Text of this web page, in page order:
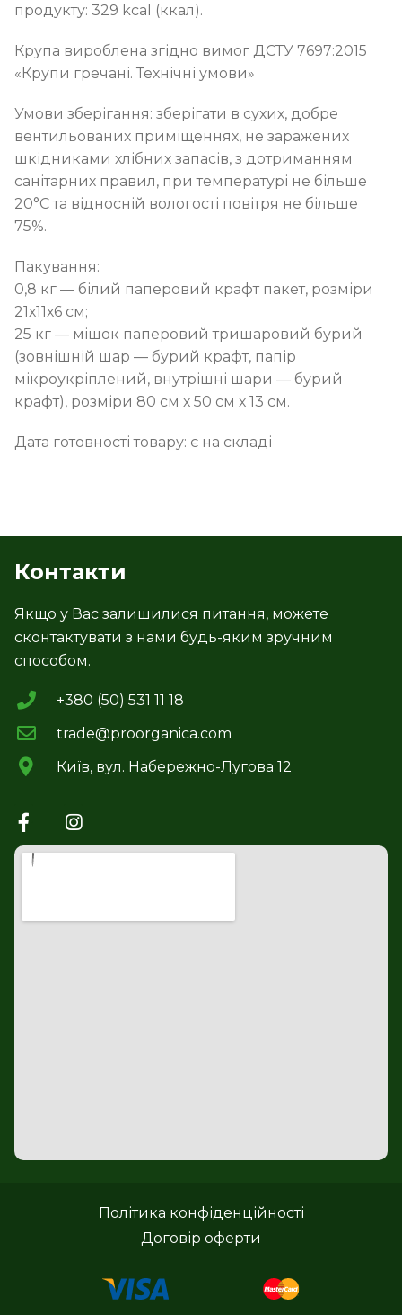
продукту: 329 kcal (ккал).
Крупа вироблена згідно вимог ДСТУ 7697:2015
«Крупи гречані. Технічні умови»
Умови зберігання: зберігати в сухих, добре
вентильованих приміщеннях, не заражених
шкідниками хлібних запасів, з дотриманням
санітарних правил, при температурі не більше
20°С та відносній вологості повітря не більше
75%.
Пакування:
0,8 кг — білий паперовий крафт пакет, розміри
21х11х6 см;
25 кг — мішок паперовий тришаровий бурий
(зовнішній шар — бурий крафт, папір
мікроукріплений, внутрішні шари — бурий
крафт), розміри 80 см х 50 см х 13 см.
Дата готовності товару: є на складі
Контакти
Якщо у Вас залишилися питання, можете
сконтактувати з нами будь-яким зручним
способом.
+380 (50) 531 11 18
trade@proorganica.com
Київ, вул. Набережно-Лугова 12
Політика конфіденційності
Договір оферти